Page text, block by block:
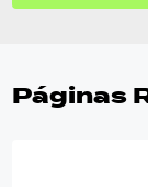
Páginas